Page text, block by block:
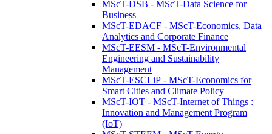
MScT-DSB - MScT-Data Science for
Business
MScT-EDACF - MScT-Economics, Data
Analytics and Corporate Finance
MScT-EESM - MScT-Environmental
Engineering and Sustainability
Management
MScT-ESCLiP - MScT-Economics for
Smart Cities and Climate Policy
MScT-IOT - MScT-Internet of Things :
Innovation and Management Program
(IoT)